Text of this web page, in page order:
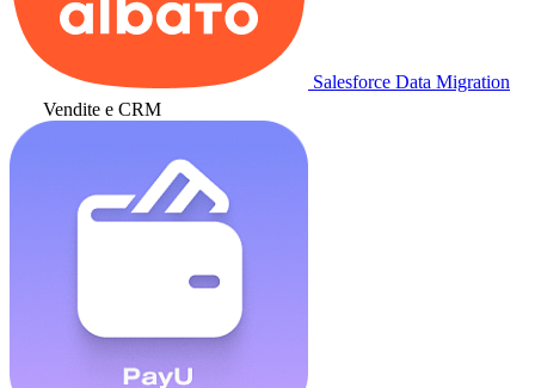
Salesforce Data Migration
Vendite e CRM